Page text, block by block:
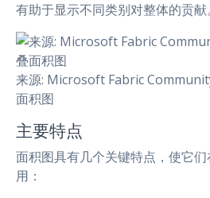
有助于显示不同类别对整体的贡献。
来源: Microsoft Fabric
面积图
主要特点
面积图具有几个关键特点，使它
用：